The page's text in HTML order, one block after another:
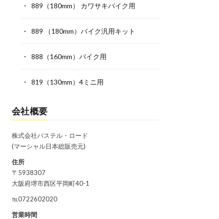
889（180mm） カワサキバイク用
889 （180mm）バイク汎用キット
888（160mm）バイク用
819（130mm）4ミニ用
会社概要
株式会社パステル・ロード
(マーシャル日本総販売元)
住所
〒5938307
大阪府堺市西区平岡町40-1
℡0722602020
営業時間